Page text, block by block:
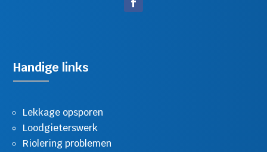
Handige links
Lekkage opsporen
Loodgieterswerk
Riolering problemen